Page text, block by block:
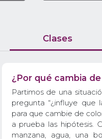
por qué
antioxidantes.
clavos de hierro y
que la corrosión es
las propiedades
Clases
¿Por qué cambia
Partimos de una
pregunta “¿influye
para que cambie de
a prueba las hipótesis.
manzana, agua, una